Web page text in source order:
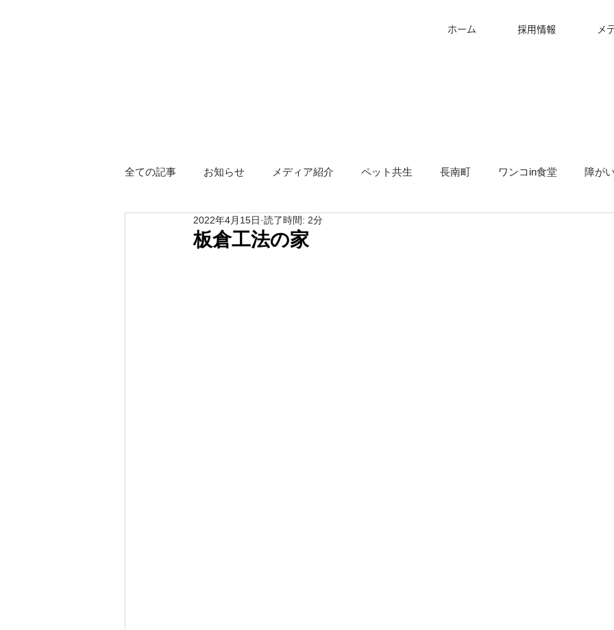
ホーム 採用情報 メ
全ての記事 お知らせ メディア紹介 ペット共生 長南町 ワンコin食堂 障が
障がい者グループホーム スタッフ募集
板倉工法の家
2022年4月15日 読了時間: 2分